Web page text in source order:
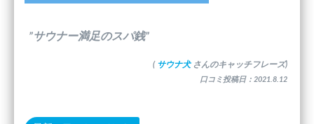
”サウナー満足のスパ銭”
( サウナ犬 さんのキャッチフレーズ)
口コミ投稿日：2021.8.12